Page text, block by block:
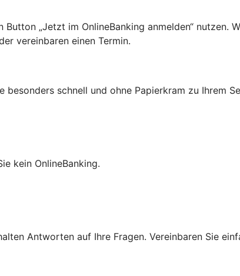
„Jetzt im OnlineBanking anmelden“ nutzen.
vereinbaren einen Termin.
schnell und ohne Papierkram zu Ihrem
kein OnlineBanking.
Antworten auf Ihre Fragen. Vereinbaren Sie